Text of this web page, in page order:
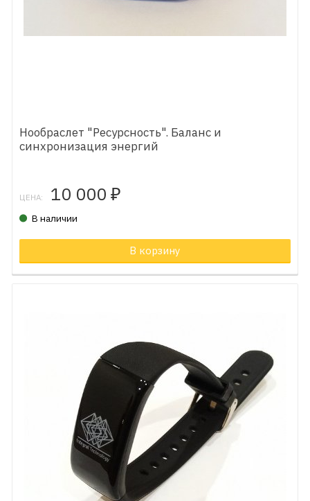
Нообраслет "Ресурсность". Баланс и
синхронизация энергий
ЦЕНА: 10 000 ₽
В наличии
В корзину